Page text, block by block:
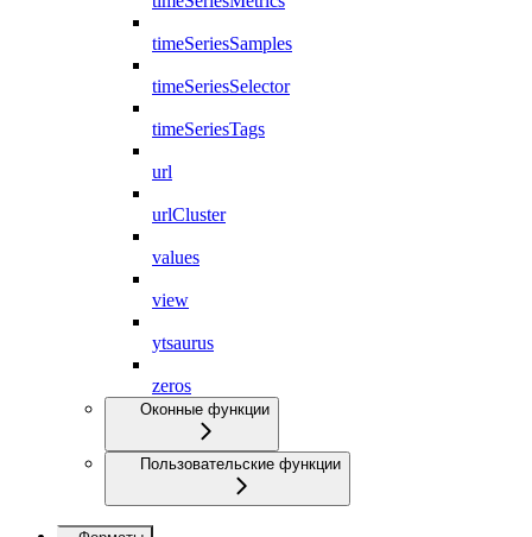
timeSeriesSamples
timeSeriesSelector
timeSeriesTags
url
urlCluster
values
view
ytsaurus
zeros
Оконные функции
Пользовательские функции